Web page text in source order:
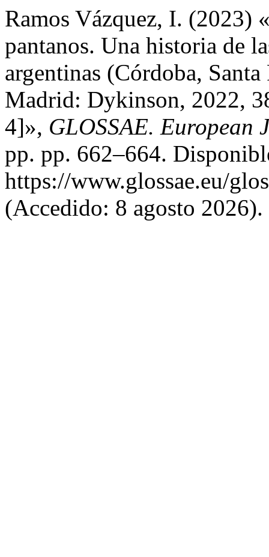
Ramos Vázquez, I. (2023)
pantanos. Una historia de
argentinas (Córdoba,
Madrid: Dykinson, 2022,
4]», GLOSSAE.
pp. pp. 662–664.
https://www.glossae.eu/
(Accedido: 8 agosto 2026).